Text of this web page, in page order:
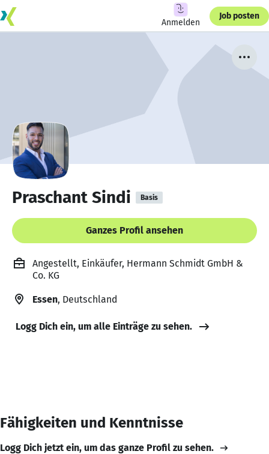
Anmelden
Job posten
Praschant Sindi Basis
Ganzes Profil ansehen
Angestellt, Einkäufer, Hermann Schmidt GmbH &
Co. KG
Essen, Deutschland
Logg Dich ein, um alle Einträge zu sehen.
Fähigkeiten und Kenntnisse
Logg Dich jetzt ein, um das ganze Profil zu sehen.